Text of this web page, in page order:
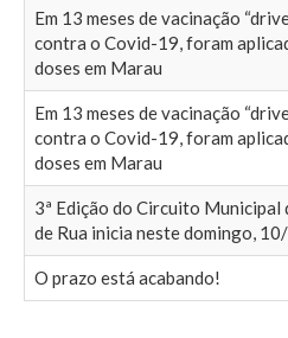
Em 13 meses de vacinação
contra o Covid-19, foram
doses em Marau
Em 13 meses de vacinação
contra o Covid-19, foram
doses em Marau
3ª Edição do Circuito Municipal
de Rua inicia neste domingo,
O prazo está acabando!